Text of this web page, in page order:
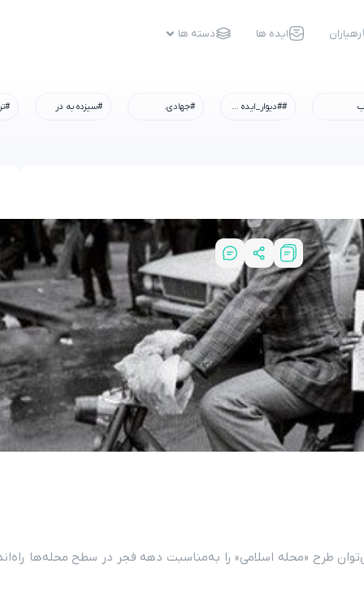
رهیاران ایده ها دسته ها
##دیوار_ایده #رسم_میزبانی #شهادت_امام_رضا #همه_خادم_الرضاییم #جهادی. #سیزده به در
طرح «محله اسلامی» را به‌مناسبت دهه فجر در سطح محله‌ها